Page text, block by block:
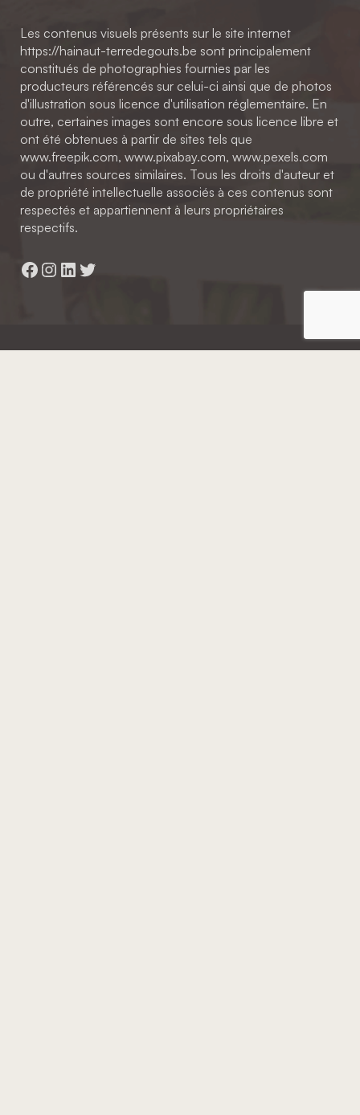
Les contenus visuels présents sur le site internet
https://hainaut-terredegouts.be sont principalement
constitués de photographies fournies par les
producteurs référencés sur celui-ci ainsi que de photos
d'illustration sous licence d'utilisation réglementaire. En
outre, certaines images sont encore sous licence libre et
ont été obtenues à partir de sites tels que
www.freepik.com, www.pixabay.com, www.pexels.com
ou d'autres sources similaires. Tous les droits d'auteur et
de propriété intellectuelle associés à ces contenus sont
respectés et appartiennent à leurs propriétaires
respectifs.
Facebook
Instagram
LinkedIn
Twitter